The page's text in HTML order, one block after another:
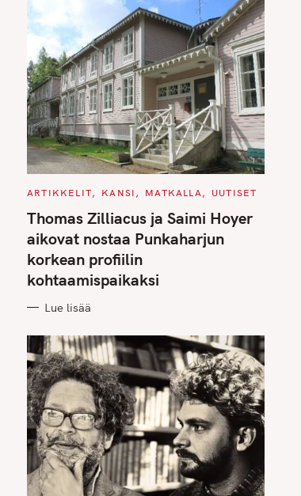
C
T
E
O
R
I
E
S
ARTIKKELIT KANSI MATKALLA UUTISET
Thomas Zilliacus ja Saimi Hoyer
aikovat nostaa Punkaharjun
korkean profiilin
kohtaamispaikaksi
Lue lisää